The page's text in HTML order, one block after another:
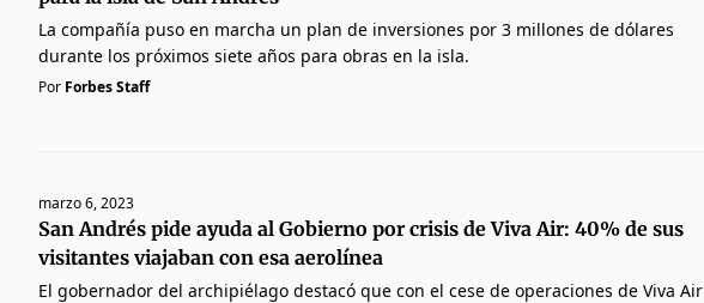
La compañía puso en marcha un plan de inversiones por 3 millones de dólares
durante los próximos siete años para obras en la isla.
Por Forbes Staff
marzo 6, 2023
San Andrés pide ayuda al Gobierno por crisis de Viva Air: 40% de sus
visitantes viajaban con esa aerolínea
El gobernador del archipiélago destacó que con el cese de operaciones de Viva Air